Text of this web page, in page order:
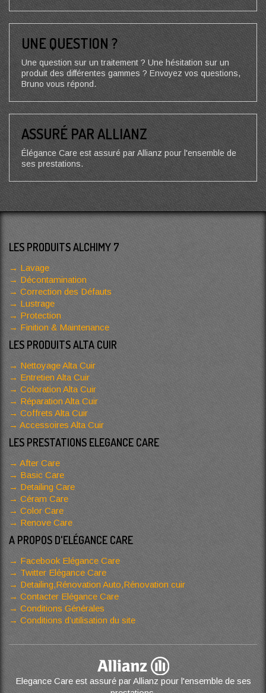
UNE QUESTION ?
Une question sur un traitement ? Une hésitation sur un
produit des différentes gammes ? Envoyez vos questions,
Bruno vous répond.
ASSURÉ PAR ALLIANZ
Élégance Care est assuré par Allianz pour l'ensemble de
ses prestations.
LES PRODUITS ALCHIMY 7
Lavage
Décontamination
Correction des Défauts
Lustrage
Protection
Finition & Maintenance
LES PRODUITS ALTA CUIR
Nettoyage Alta Cuir
Entretien Alta Cuir
Coloration Alta Cuir
Réparation Alta Cuir
Coffrets Alta Cuir
Accessoires Alta Cuir
LES PRESTATIONS ELEGANCE CARE
After Care
Basic Care
Detailing Care
Céram Care
Color Care
Renove Care
A PROPOS D'ELÉGANCE CARE
Facebook Elégance Care
Twitter Elégance Care
Detailing,Rénovation Auto,Rénovation cuir
Contacter Elégance Care
Conditions Générales
Conditions d’utilisation du site
Elegance Care est assuré par Allianz pour l'ensemble de ses